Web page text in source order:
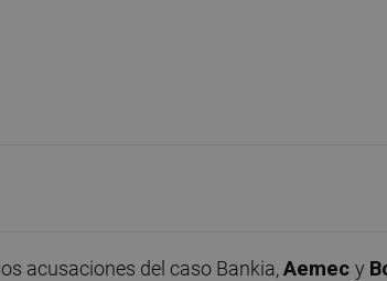
acusaciones del caso Bankia,Aemec y